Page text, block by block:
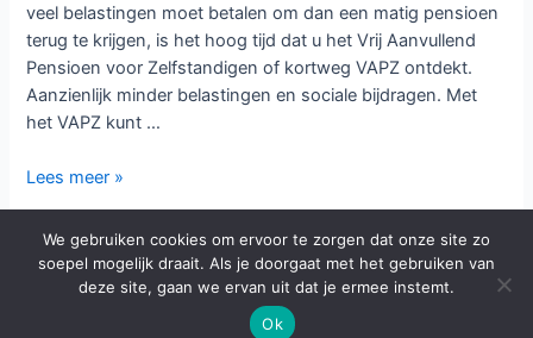
veel belastingen moet betalen om dan een matig pensioen
terug te krijgen, is het hoog tijd dat u het Vrij Aanvullend
Pensioen voor Zelfstandigen of kortweg VAPZ ontdekt.
Aanzienlijk minder belastingen en sociale bijdragen. Met
het VAPZ kunt …
Vrij
Pensioen
voor
Zelfstandigen
Lees meer »
Copyright © 2026 Verzekeringen Luc Lierman | Powered by
Webassur
We gebruiken cookies om ervoor te zorgen dat onze site zo
soepel mogelijk draait. Als je doorgaat met het gebruiken van
deze site, gaan we ervan uit dat je ermee instemt.
Ok